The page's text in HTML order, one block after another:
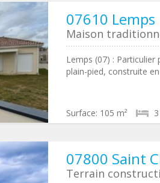
07610 Lemps
Maison
Lemps (07) :
plain-pied, construite
Surface: 105 m² 3
07800 Saint
Terrain